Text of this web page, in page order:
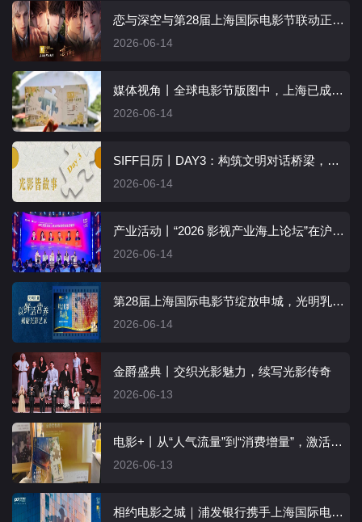
恋与深空与第28届上海国际电影节联动正式开启
2026-06-14
媒体视角丨全球电影节版图中，上海已成为一个不可替代的坐标
2026-06-14
SIFF日历丨DAY3：构筑文明对话桥梁，共享光影绚烂故事
2026-06-14
产业活动丨“2026 影视产业海上论坛”在沪举行
2026-06-14
第28届上海国际电影节绽放申城，光明乳业以鲜活营养共绘光影故事
2026-06-14
金爵盛典丨交织光影魅力，续写光影传奇
2026-06-13
电影+丨从“人气流量”到“消费增量”，激活城市消费新动能
2026-06-13
相约电影之城｜浦发银行携手上海国际电影节激活“金融+文化”融合新业态